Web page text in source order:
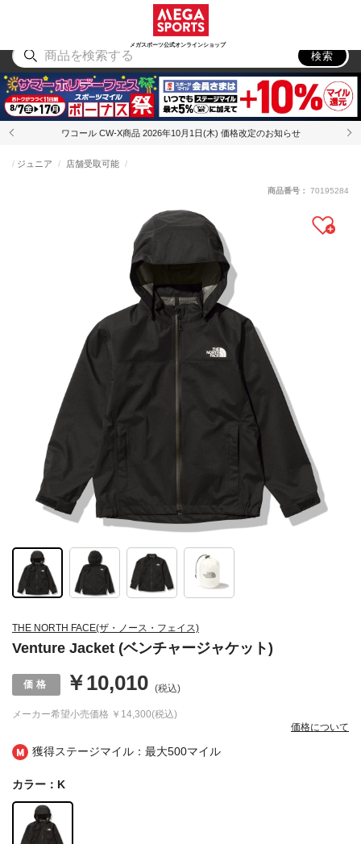
メガスポーツ公式オンラインショップ
アウトドア
検索
ワコール CW-X商品 2026年10月1日(木) 価格改定のお知らせ
獲得ステージマイル：最大500マイル
THE NORTH FACE(ザ・ノース・フェイス)
Venture Jacket (ベンチャージャケット)
ジュニア 店舗受取可能
メーカー希望小売価格 ￥14,300(税込)
￥10,010 (税込)
価格について
商品番号： 70195284
カラー：K